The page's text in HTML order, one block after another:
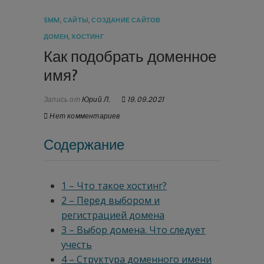
SMM,САЙТЫ,СОЗДАНИЕ САЙТОВ
ДОМЕН,ХОСТИНГ
Как подобрать доменное
имя?
Запись от Юрий Л.
19.09.2021
Нет комментариев
Содержание
1 – Что такое хостинг?
2 – Перед выбором и
регистрацией домена
3 – Выбор домена. Что следует
учесть
4 – Структура доменного имени